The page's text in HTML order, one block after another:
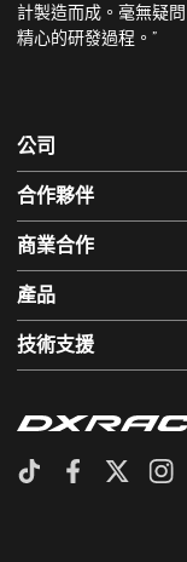
計製造而成。毫無疑
精心的研發過程。”
公司
合作夥伴
商業合作
產品
技術支援